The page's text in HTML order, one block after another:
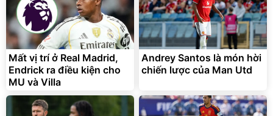
Mất vị trí ở Real Madrid,
Endrick ra điều kiện cho
MU và Villa
Andrey Santos là món hời
chiến lược của Man Utd